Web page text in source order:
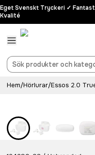
Eget Svenskt Tryckeri ✓
Kvalité
Hem/Hörlurar/Essos 2.0